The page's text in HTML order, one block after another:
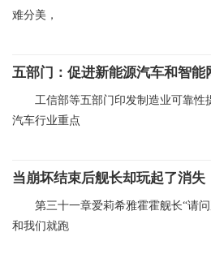
难分美，
工信部等五部门印发制造业可靠性
汽车行业重点
第三十一章爱莉希雅霍霍舰长“请
和我们就跑